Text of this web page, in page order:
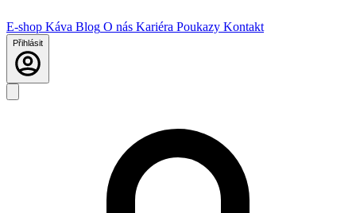
E-shop Káva Blog O nás Kariéra Poukazy Kontakt
Přihlásit